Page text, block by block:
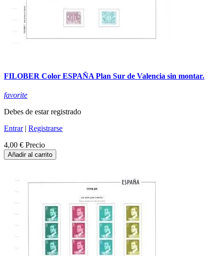
FILOBER Color ESPAÑA Plan Sur de Valencia sin montar.
favorite
Debes de estar registrado
Entrar| Registrarse
4,00 € Precio
Añadir al carrito